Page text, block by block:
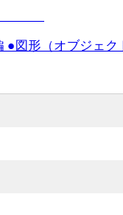
）
●図形（オブジェ